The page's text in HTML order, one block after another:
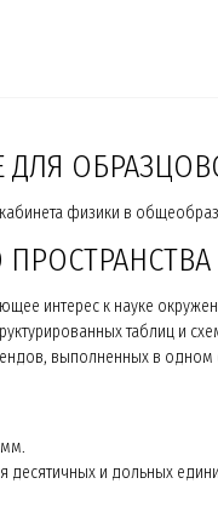
физики в
интерес к науке
таблиц и
выполненных в одном
десятичных и дольных